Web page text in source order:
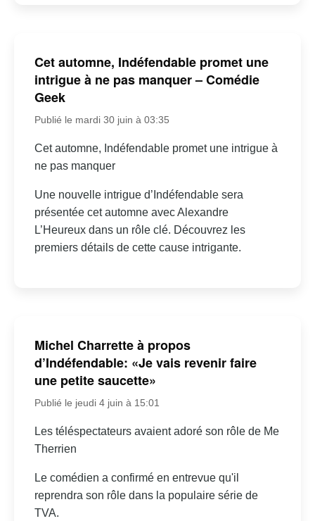
Cet automne, Indéfendable promet une
intrigue à ne pas manquer – Comédie
Geek
Publié le mardi 30 juin à 03:35
Cet automne, Indéfendable promet une intrigue à
ne pas manquer
Une nouvelle intrigue d’Indéfendable sera
présentée cet automne avec Alexandre
L’Heureux dans un rôle clé. Découvrez les
premiers détails de cette cause intrigante.
Michel Charrette à propos
d’Indéfendable: «Je vais revenir faire
une petite saucette»
Publié le jeudi 4 juin à 15:01
Les téléspectateurs avaient adoré son rôle de Me
Therrien
Le comédien a confirmé en entrevue qu'il
reprendra son rôle dans la populaire série de
TVA.